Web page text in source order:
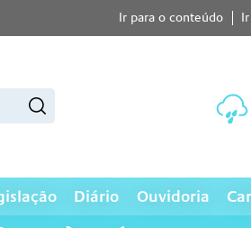
Ir para o conteúdo
Diário Ouvidoria